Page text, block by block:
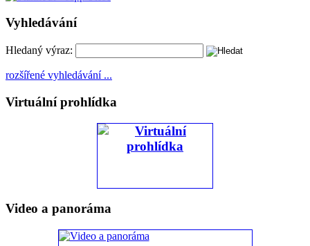
Vyhledávání
Hledaný výraz:
rozšířené vyhledávání ...
Virtuální prohlídka
Video a panoráma